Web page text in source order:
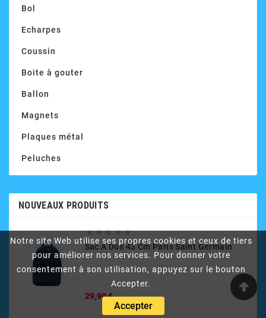
Notre site Web utilise ses propres cookies et ceux de tiers
pour améliorer nos services. Pour donner votre
consentement à son utilisation, appuyez sur le bouton
Accepter.
Accepter
Bol
Echarpes
Coussin
Boite à gouter
Ballon
Magnets
Plaques métal
Peluches
NOUVEAUX PRODUITS

Sac À Dos 43 Cm Paris Saint Germain
29,90 €Prix